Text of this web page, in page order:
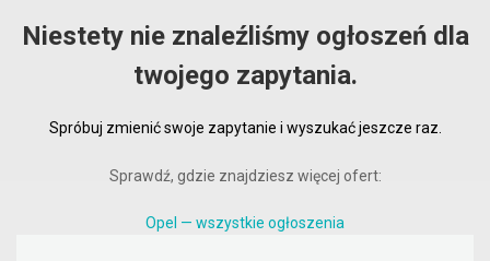
Niestety nie znaleźliśmy ogłoszeń dla
twojego zapytania.
Spróbuj zmienić swoje zapytanie i wyszukać jeszcze raz.
Sprawdź, gdzie znajdziesz więcej ofert:
Opel — wszystkie ogłoszenia